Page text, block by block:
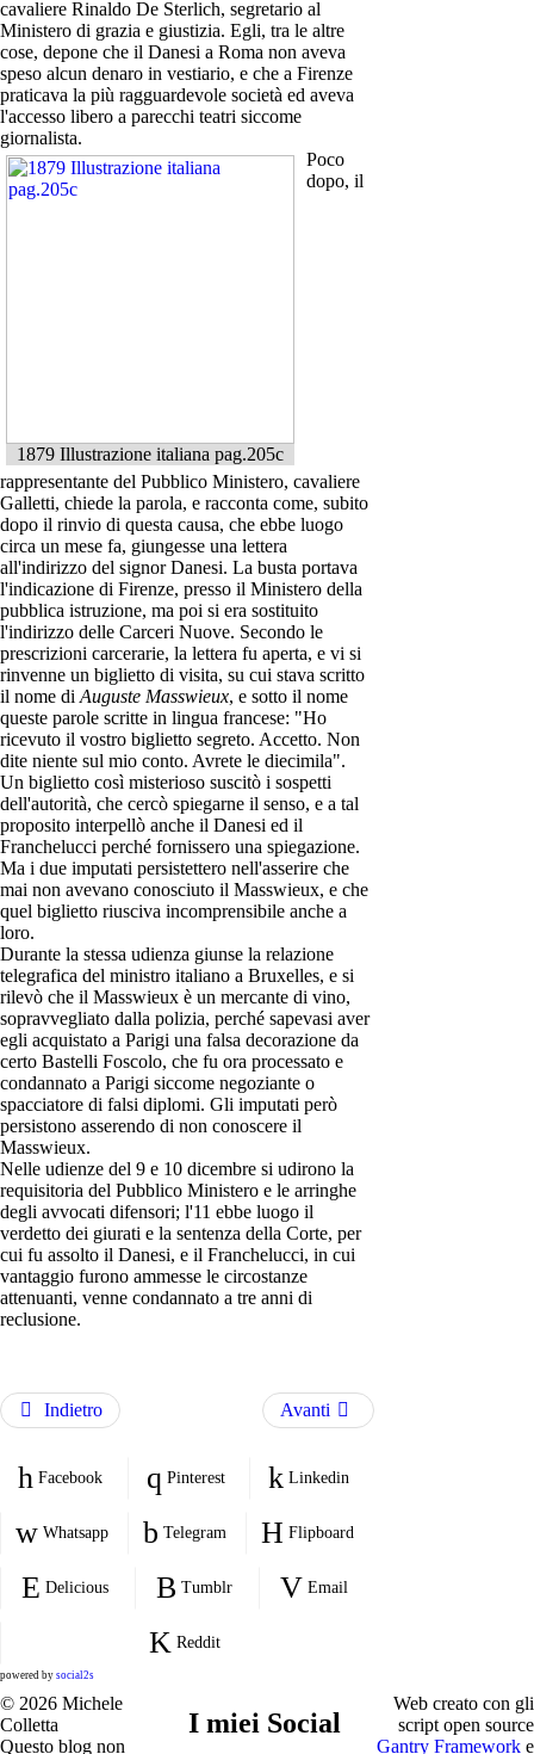
cavaliere Rinaldo De Sterlich, segretario al
Ministero di grazia e giustizia. Egli, tra le altre
cose, depone che il Danesi a Roma non aveva
speso alcun denaro in vestiario, e che a Firenze
praticava la più ragguardevole società ed aveva
l'accesso libero a parecchi teatri siccome
giornalista.
1879 Illustrazione italiana pag.205c
Poco
dopo, il
rappresentante del Pubblico Ministero, cavaliere
Galletti, chiede la parola, e racconta come, subito
dopo il rinvio di questa causa, che ebbe luogo
circa un mese fa, giungesse una lettera
all'indirizzo del signor Danesi. La busta portava
l'indicazione di Firenze, presso il Ministero della
pubblica istruzione, ma poi si era sostituito
l'indirizzo delle Carceri Nuove. Secondo le
prescrizioni carcerarie, la lettera fu aperta, e vi si
rinvenne un biglietto di visita, su cui stava scritto
il nome di Auguste Masswieux, e sotto il nome
queste parole scritte in lingua francese: "Ho
ricevuto il vostro biglietto segreto. Accetto. Non
dite niente sul mio conto. Avrete le diecimila".
Un biglietto così misterioso suscitò i sospetti
dell'autorità, che cercò spiegarne il senso, e a tal
proposito interpellò anche il Danesi ed il
Franchelucci perché fornissero una spiegazione.
Ma i due imputati persistettero nell'asserire che
mai non avevano conosciuto il Masswieux, e che
quel biglietto riusciva incomprensibile anche a
loro.
Durante la stessa udienza giunse la relazione
telegrafica del ministro italiano a Bruxelles, e si
rilevò che il Masswieux è un mercante di vino,
sopravvegliato dalla polizia, perché sapevasi aver
egli acquistato a Parigi una falsa decorazione da
certo Bastelli Foscolo, che fu ora processato e
condannato a Parigi siccome negoziante o
spacciatore di falsi diplomi. Gli imputati però
persistono asserendo di non conoscere il
Masswieux.
Nelle udienze del 9 e 10 dicembre si udirono la
requisitoria del Pubblico Ministero e le arringhe
degli avvocati difensori; l'11 ebbe luogo il
verdetto dei giurati e la sentenza della Corte, per
cui fu assolto il Danesi, e il Franchelucci, in cui
vantaggio furono ammesse le circostanze
attenuanti, venne condannato a tre anni di
reclusione.
Indietro Avanti
Facebook Pinterest Linkedin
Whatsapp Telegram Flipboard
Delicious Tumblr Email
Reddit
powered by social2s
© 2026 Michele
Colletta
Questo blog non
I miei Social
Web creato con gli
script open source
Gantry Frameworke